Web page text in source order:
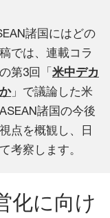
諸国にはどの
では、連載コラ
第3回「 米中デカ
」で議論した米
諸国の今後
点を概観し、日
考察します。
化に向け